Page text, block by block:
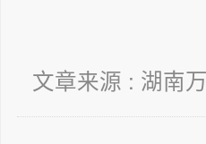
文章来源 : 湖南